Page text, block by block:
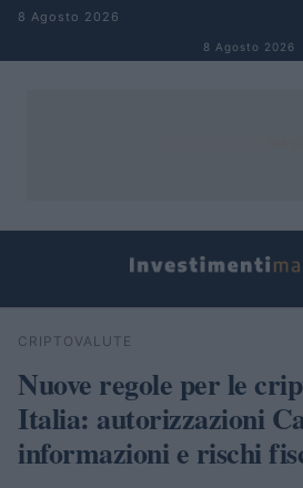
Salta al contenuto
8 Agosto 2026
8 Agosto 2026
Cerca
CRIPTOVALUTE
Nuove regole per le
Italia: autorizzazioni
informazioni e rischi